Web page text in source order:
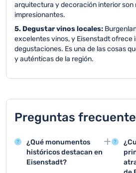
arquitectura y decoración interior son
impresionantes.
5. Degustar vinos locales:
excelentes vinos, y Eisenstadt ofrece
degustaciones. Es una de las cosas
y auténticas de la región.
Preguntas
¿Qué monumentos
históricos destacan en
Eisenstadt?